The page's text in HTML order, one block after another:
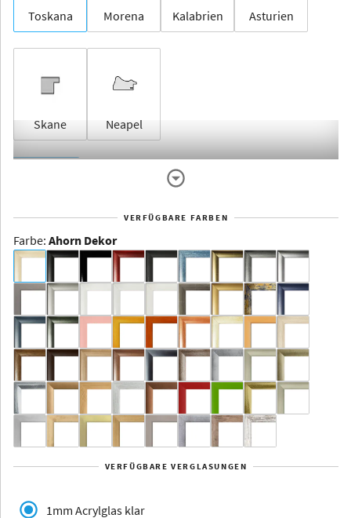
Toskana Morena Kalabrien Asturien
Skane Neapel
Dakota -
Rahmenloser
Aluminium
Yukon Alaska
VERFÜGBARE FARBEN
Farbe: Ahorn Dekor
VERFÜGBARE VERGLASUNGEN
1mm Acrylglas klar